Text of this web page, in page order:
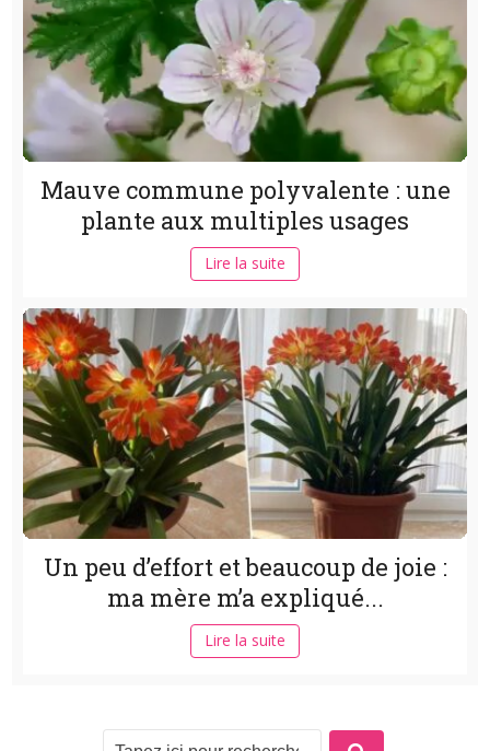
Mauve commune polyvalente : une
plante aux multiples usages
Lire la suite
Un peu d’effort et beaucoup de joie :
ma mère m’a expliqué...
Lire la suite